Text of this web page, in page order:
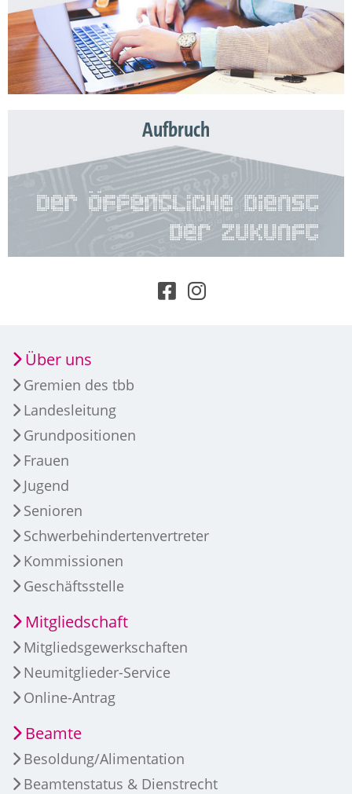
Aufbruch
Über uns
Gremien des tbb
Landesleitung
Grundpositionen
Frauen
Jugend
Senioren
Schwerbehindertenvertreter
Kommissionen
Geschäftsstelle
Mitgliedschaft
Mitgliedsgewerkschaften
Neumitglieder-Service
Online-Antrag
Beamte
Besoldung/Alimentation
Beamtenstatus & Dienstrecht